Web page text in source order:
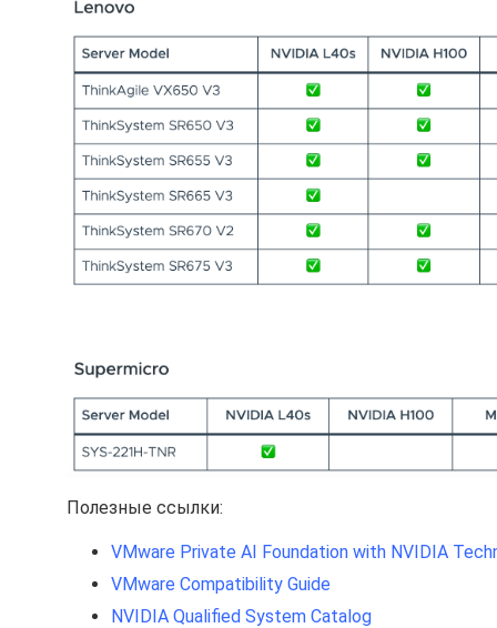
Полезные ссылки:
VMware Private AI Foundation with NVIDIA
VMware Compatibility Guide
NVIDIA Qualified System Catalog